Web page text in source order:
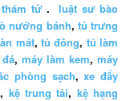
thám tử.luật sư bào
nướng bánh, tủ trưng
mát, tủ đông, tủ làm
, máy làm kem, máy
phòng sạch,xe đẩy
, kệ trung tải, kệ hạng